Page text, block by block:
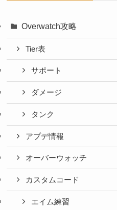
Overwatch攻略
Tier表
サポート
ダメージ
タンク
アプデ情報
オーバーウォッチ
カスタムコード
エイム練習